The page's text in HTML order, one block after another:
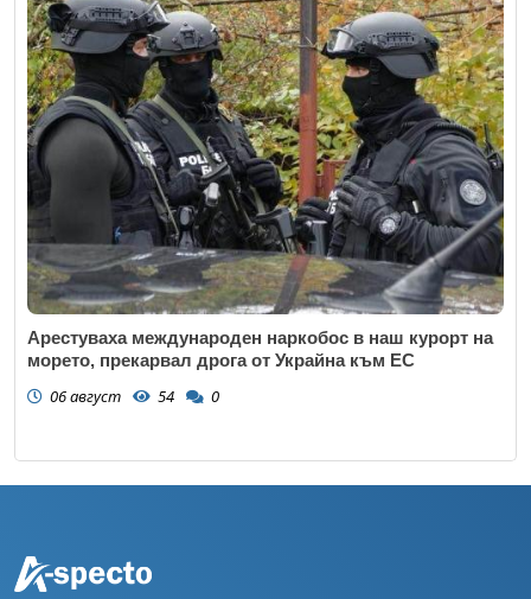
Арестуваха международен наркобос в наш курорт на
морето, прекарвал дрога от Украйна към ЕС
06 август 54 0